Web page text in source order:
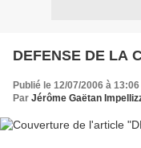
DEFENSE DE LA
Publié le 12/07/2006 à 13:06
Par Jérôme Gaëtan